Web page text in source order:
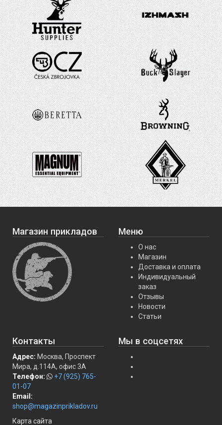
Магазин прикладов Меню
О нас
Магазин
Доставка и оплата
Индивидуальный
заказ
Отзывы
Новости
Статьи
Контакты
Адрес: Москва, Проспект
Мира, д.114А, офис 3А
Телефон:
+7 (925) 765-
01-07
Email:
shop@magazinprikladov.ru
Карта сайта
Мы в соцсетях